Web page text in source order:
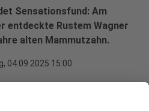
Sensationsfund: Am
entdeckte Rustem Wagner
alten Mammutzahn.
04.09.2025 15:00